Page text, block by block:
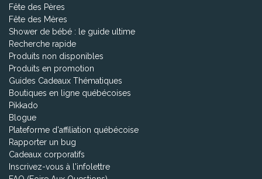
Fête des Pères
Fête des Mères
Shower de bébé : le guide ultime
Recherche rapide
Produits non disponibles
Produits en promotion
Guides Cadeaux Thématiques
Boutiques en ligne québécoises
Pikkado
Blogue
Plateforme d'affiliation québécoise
Rapporter un bug
Cadeaux corporatifs
Inscrivez-vous à l'infolettre